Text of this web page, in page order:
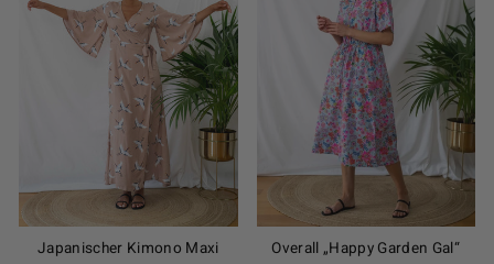
Japanischer Kimono Maxi
Overall „Happy Garden Gal“